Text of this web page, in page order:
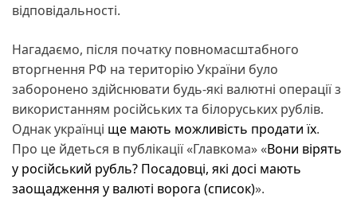
відповідальності.
Нагадаємо, після початку повномасштабного
вторгнення РФ на територію України було
заборонено здійснювати будь-які валютні операції з
використанням російських та білоруських рублів.
Однак українці ще мають можливість продати їх.
Про це йдеться в публікації «Главкома» «Вони вірять
у російський рубль? Посадовці, які досі мають
заощадження у валюті ворога (список)».